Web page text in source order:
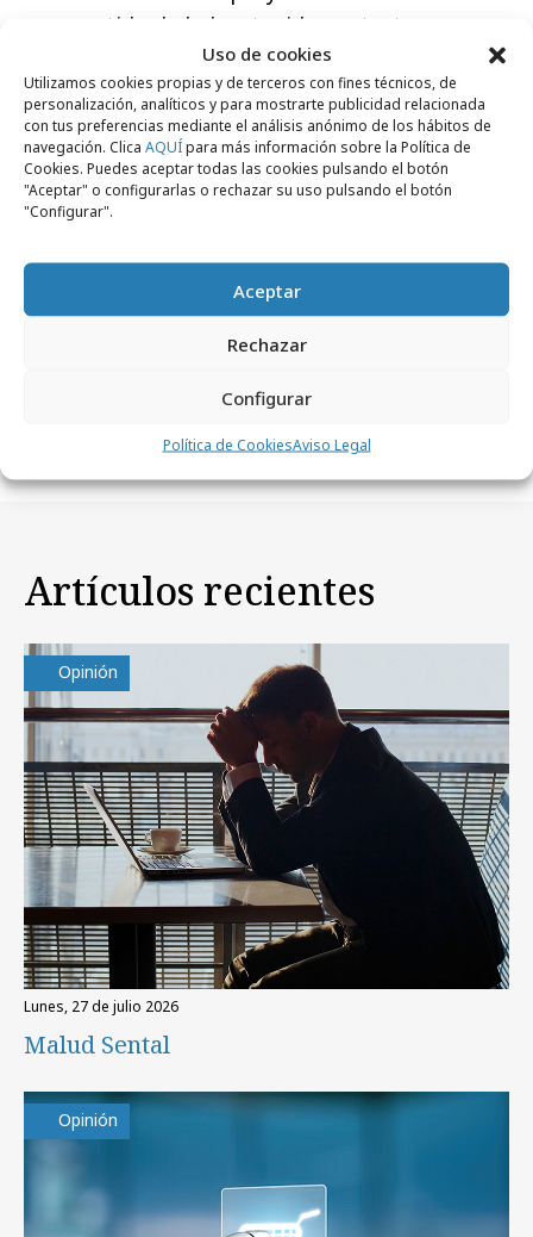
Uso de cookies
Utilizamos cookies propias y de terceros con fines técnicos, de
personalización, analíticos y para mostrarte publicidad relacionada
con tus preferencias mediante el análisis anónimo de los hábitos de
navegación. Clica AQUÍpara más información sobre la Política de
Cookies. Puedes aceptar todas las cookies pulsando el botón
"Aceptar" o configurarlas o rechazar su uso pulsando el botón
"Configurar".
Aceptar
Rechazar
Configurar
Política de CookiesAviso Legal
arrepentido de haber tenido contacto con
Comparte
Noticias Relacionadas
Artículos recientes
Opinión
lunes, 27 de julio 2026
Malud Sental
Opinión